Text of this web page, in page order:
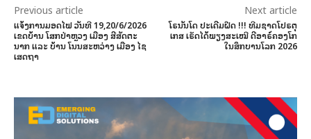
Previous article
ແຈ້ງການມອດໄຟ ວັນທີ 19,20/6/2026
ເຂດບ້ານ ໂສກປ່າຫຼວງ ເມືອງ ສີສັດຕະ
ນາກ ແລະ ບ້ານ ໂນນສະຫວ່າງ ເມືອງ ໄຊ
ເສດຖາ
Next article
ໂຣນັນໂດ ປະເດີມຝືດ !!! ທີມຊາດໂປຣຕຸ
ເກສ ເຮັດໄດ້ພຽງສະເໝີ ດີອາຣ໌ຄອງໂກ
ໃນສຶກບານໂລກ 2026